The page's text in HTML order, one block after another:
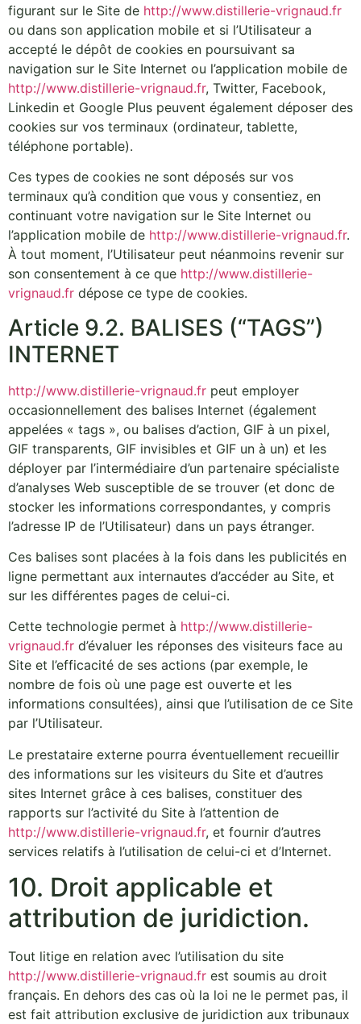
figurant sur le Site de http://www.distillerie-vrignaud.fr
ou dans son application mobile et si l’Utilisateur a
accepté le dépôt de cookies en poursuivant sa
navigation sur le Site Internet ou l’application mobile de
http://www.distillerie-vrignaud.fr, Twitter, Facebook,
Linkedin et Google Plus peuvent également déposer des
cookies sur vos terminaux (ordinateur, tablette,
téléphone portable).
Ces types de cookies ne sont déposés sur vos
terminaux qu’à condition que vous y consentiez, en
continuant votre navigation sur le Site Internet ou
l’application mobile de http://www.distillerie-vrignaud.fr.
À tout moment, l’Utilisateur peut néanmoins revenir sur
son consentement à ce que http://www.distillerie-
vrignaud.fr dépose ce type de cookies.
Article 9.2. BALISES (“TAGS”)
INTERNET
http://www.distillerie-vrignaud.fr peut employer
occasionnellement des balises Internet (également
appelées « tags », ou balises d’action, GIF à un pixel,
GIF transparents, GIF invisibles et GIF un à un) et les
déployer par l’intermédiaire d’un partenaire spécialiste
d’analyses Web susceptible de se trouver (et donc de
stocker les informations correspondantes, y compris
l’adresse IP de l’Utilisateur) dans un pays étranger.
Ces balises sont placées à la fois dans les publicités en
ligne permettant aux internautes d’accéder au Site, et
sur les différentes pages de celui-ci.
Cette technologie permet à http://www.distillerie-
vrignaud.fr d’évaluer les réponses des visiteurs face au
Site et l’efficacité de ses actions (par exemple, le
nombre de fois où une page est ouverte et les
informations consultées), ainsi que l’utilisation de ce Site
par l’Utilisateur.
Le prestataire externe pourra éventuellement recueillir
des informations sur les visiteurs du Site et d’autres
sites Internet grâce à ces balises, constituer des
rapports sur l’activité du Site à l’attention de
http://www.distillerie-vrignaud.fr, et fournir d’autres
services relatifs à l’utilisation de celui-ci et d’Internet.
10. Droit applicable et
attribution de juridiction.
Tout litige en relation avec l’utilisation du site
http://www.distillerie-vrignaud.fr est soumis au droit
français. En dehors des cas où la loi ne le permet pas, il
est fait attribution exclusive de juridiction aux tribunaux